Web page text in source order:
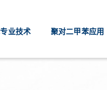
业技术 聚对二甲苯应用